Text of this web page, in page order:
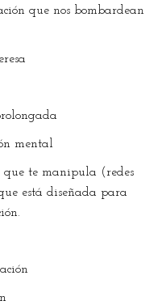
que nos bombardean
mental
te manipula (redes
que está diseñada para